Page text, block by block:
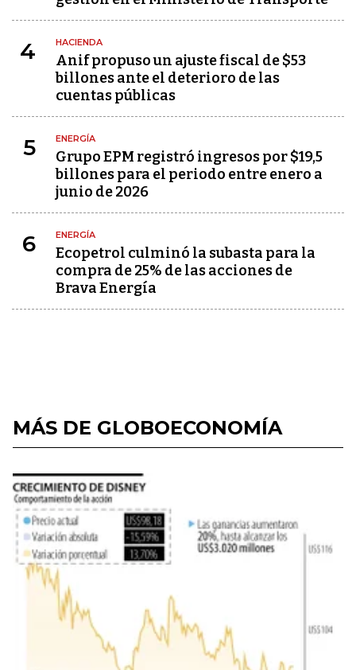
4 HACIENDA
Anif propuso un ajuste fiscal de $53
billones ante el deterioro de las
cuentas públicas
5 ENERGÍA
Grupo EPM registró ingresos por $19,5
billones para el periodo entre enero a
junio de 2026
6 ENERGÍA
Ecopetrol culminó la subasta para la
compra de 25% de las acciones de
Brava Energía
MÁS DE GLOBOECONOMÍA